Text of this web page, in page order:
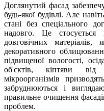
Доглянутий фасад
будь-якої будівлі. Але
стані без спеціального
надовго. Це
довговічних
декоративного
підвищеної вологості,
об'єктів, кіптяви від
мікроорганізмів
забруднюються і
правильне очищення
проблем.